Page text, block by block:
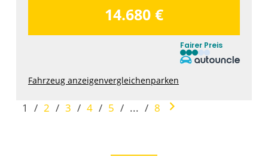
14.680 €
Fairer Preis
Fahrzeug anzeigenvergleichenparken
1 / 2 / 3 / 4 / 5 / ... / 8